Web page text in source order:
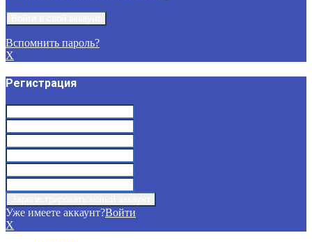
Вспомнить пароль?
X
Регистрация
Уже имеете аккаунт?Войти
X